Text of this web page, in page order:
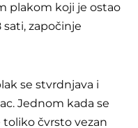
plakom koji je ostao
započinje
se stvrdnjava i
Jednom kada se
čvrsto vezan